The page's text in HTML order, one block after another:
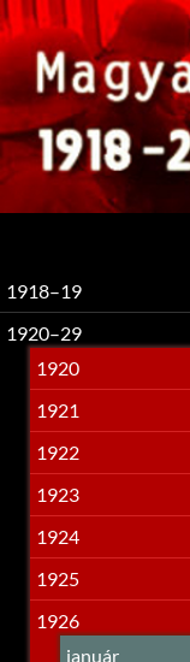
1918–19
1920–29
1920
1921
1922
1923
1924
1925
1926
január